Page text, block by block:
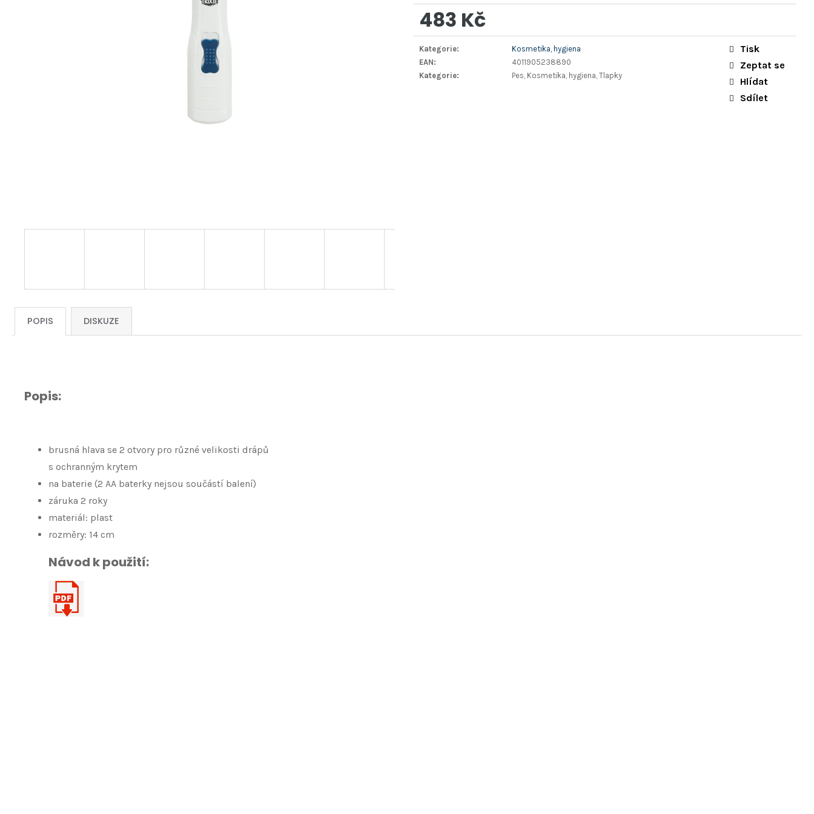
483 Kč
Měrná
cena:
Kategorie:
Kosmetika, hygiena
EAN:
4011905238890
Kategorie: Pes, Kosmetika, hygiena, Tlapky
Tisk
Zeptat se
Hlídat
Sdílet
POPIS DISKUZE
Popis:
brusná hlava se 2 otvory pro různé velikosti drápů
s ochranným krytem
na baterie (2 AA baterky nejsou součástí balení)
záruka 2 roky
materiál: plast
rozměry: 14 cm
Návod k použití: